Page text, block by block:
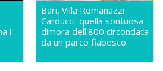
i
Bari, Villa Romanazzi
Carducci: quella sontuosa
dimora dell'800 circondata
da un parco fiabesco